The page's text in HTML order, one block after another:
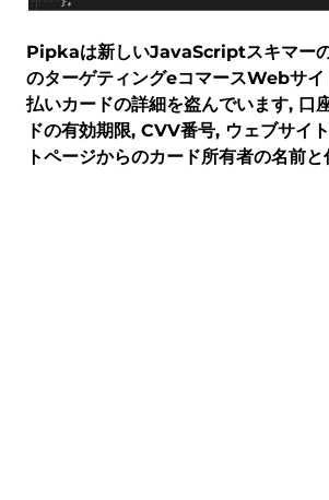
Pipkaは新しいJavaScriptスキマー
のターゲティングeコマースWebサイ
払いカードの詳細を盗んでいます, 口
ドの有効期限, CVV番号, ウェブサイ
トページからのカード所有者の名前と